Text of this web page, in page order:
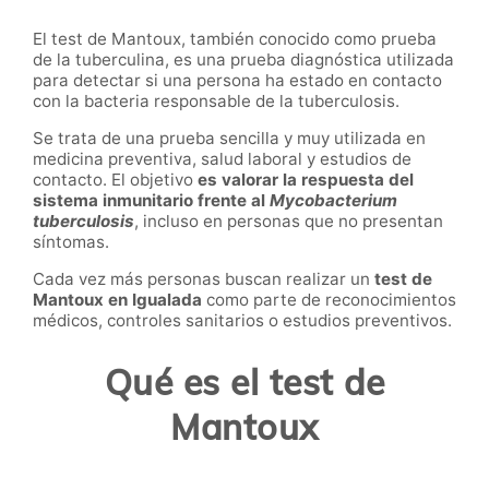
El test de Mantoux, también conocido como prueba
de la tuberculina, es una prueba diagnóstica utilizada
para detectar si una persona ha estado en contacto
con la bacteria responsable de la tuberculosis.
Se trata de una prueba sencilla y muy utilizada en
medicina preventiva, salud laboral y estudios de
contacto. El objetivo es valorar la respuesta del
sistema inmunitario frente al Mycobacterium
tuberculosis, incluso en personas que no presentan
síntomas.
Cada vez más personas buscan realizar un test de
Mantoux en Igualada como parte de reconocimientos
médicos, controles sanitarios o estudios preventivos.
Qué es el test de
Mantoux